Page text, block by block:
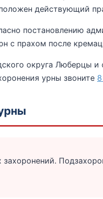
действующий
постановлению
с прахом после
округа Люберцы
урны звоните